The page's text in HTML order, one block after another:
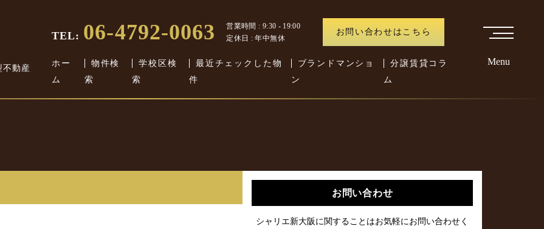
不動産
TEL: 06-4792-0063
営業時間 : 9:30 - 19:00
定休日 : 年中無休
お問い合わせはこちら
ホー
ム
物件検
索
学校区検
索
最近チェックした物
件
ブランドマンショ
ン
分譲賃貸コラ
ム
Menu
お問い合わせ
シャリエ新大阪に関することはお気軽にお問い合わせく